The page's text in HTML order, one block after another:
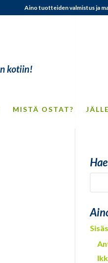
Aino tuotteiden valmistus ja
MISTÄ OSTAT?